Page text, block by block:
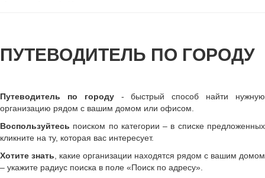
ПУТЕВОДИТЕЛЬ ПО ГОРОДУ
Путеводитель по городу- быстрый способ найти нужную
организацию рядом с вашим домом или офисом.
Воспользуйтесь поиском по категории – в списке предложенных
кликните на ту, которая вас интересует.
Хотите знать , какие организации находятся рядом с вашим домом
– укажите радиус поиска в поле «Поиск по адресу».